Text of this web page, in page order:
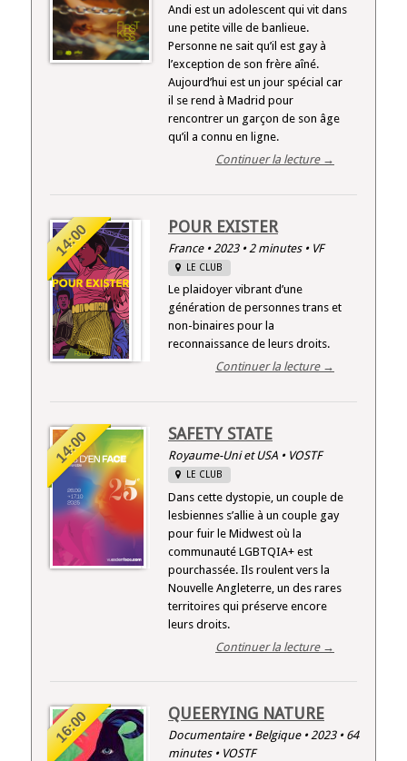
Andi est un adolescent qui vit dans
une petite ville de banlieue.
Personne ne sait qu’il est gay à
l’exception de son frère aîné.
Aujourd’hui est un jour spécial car
il se rend à Madrid pour
rencontrer un garçon de son âge
qu’il a connu en ligne.
Continuer la lecture →
14:00 POUR EXISTER
France • 2023 • 2 minutes • VF
LE CLUB
Le plaidoyer vibrant d’une
génération de personnes trans et
non-binaires pour la
reconnaissance de leurs droits.
Continuer la lecture →
14:00 SAFETY STATE
Royaume-Uni et USA • VOSTF
LE CLUB
Dans cette dystopie, un couple de
lesbiennes s’allie à un couple gay
pour fuir le Midwest où la
communauté LGBTQIA+ est
pourchassée. Ils roulent vers la
Nouvelle Angleterre, un des rares
territoires qui préserve encore
leurs droits.
Continuer la lecture →
16:00 QUEERYING NATURE
Documentaire • Belgique • 2023 • 64
minutes • VOSTF